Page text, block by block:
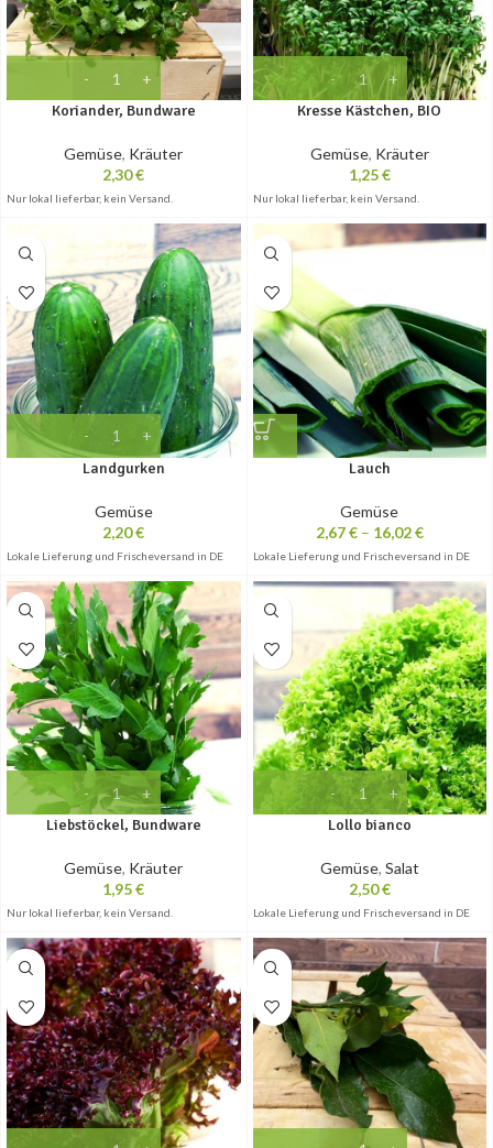
Koriander, Bundware
Gemüse, Kräuter
2,30€
Nur lokal lieferbar, kein Versand.
Kresse Kästchen, BIO
Gemüse, Kräuter
1,25€
Nur lokal lieferbar, kein Versand.
Landgurken
Gemüse
2,20€
Lokale Lieferung und Frischeversand in DE
Lauch
Gemüse
2,67€– 16,02€
Lokale Lieferung und Frischeversand in DE
Liebstöckel, Bundware
Gemüse, Kräuter
1,95€
Nur lokal lieferbar, kein Versand.
Lollo bianco
Gemüse, Salat
2,50€
Lokale Lieferung und Frischeversand in DE